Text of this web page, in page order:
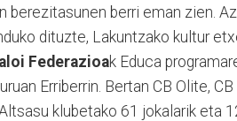
berezitasunen berri eman zien.
dituzte, Lakuntzako kultur
Federazioak Educa
Erriberrin. Bertan CB Olite,
klubetako 61 jokalarik eta